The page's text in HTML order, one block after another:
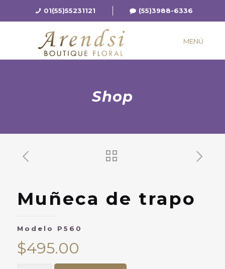
01(55)55231121 (55)3988-6336
MENÚ
Shop
Muñeca de trapo
Modelo P560
$495.00